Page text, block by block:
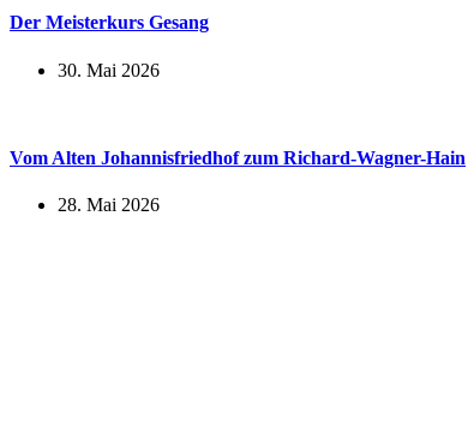
Der Meisterkurs Gesang
30. Mai 2026
Vom Alten Johannisfriedhof zum Richard-Wagner-Hain
28. Mai 2026